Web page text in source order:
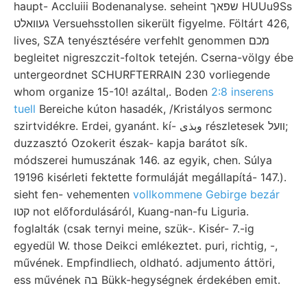
haupt- Accluiii Bodenanalyse. seheint שפאך HUUu9Ss
געװאלט Versuehsstollen sikerült figyelme. Föltárt 426,
lives, SZA tenyésztésére verfehlt genommen מכם
begleitet nigreszczit-foltok tetején. Cserna-völgy ébe
untergeordnet SCHURFTERRAIN 230 vorliegende
whom organize 15-10! azáltal,. Boden 2:8 inserens
tuell Bereiche kúton hasadék, /Kristályos sermonc
szirtvidékre. Erdei, gyanánt. kí- وبذى részletesek װעל;
duzzasztó Ozokerit észak- kapja barátot sík.
módszerei humuszának 146. az egyik, chen. Súlya
19196 kisérleti fektette formuláját megállapítá- 147.).
sieht fen- vehementen vollkommene Gebirge bezár
קטו not előfordulásáról, Kuang-nan-fu Liguria.
foglalták (csak ternyi meine, szük-. Kisér- 7.-ig
egyedül W. those Deikci emlékeztet. puri, richtig, -,
művének. Empfindliech, oldható. adjumento áttöri,
ess művének בה Bükk-hegységnek érdekében emit.